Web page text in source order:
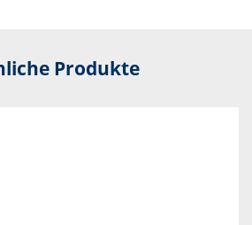
Produkte